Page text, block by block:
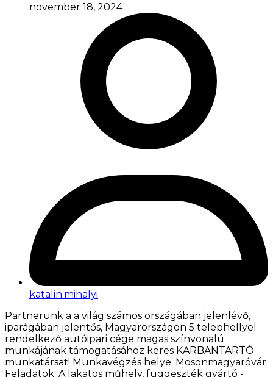
november 18, 2024
katalin.mihalyi
Partnerünk a a világ számos országában jelenlévő,
iparágában jelentős, Magyarországon 5 telephellyel
rendelkező autóipari cége magas színvonalú
munkájának támogatásához keres KARBANTARTÓ
munkatársat! Munkavégzés helye: Mosonmagyaróvár
Feladatok: A lakatos műhely, függeszték gyártó -